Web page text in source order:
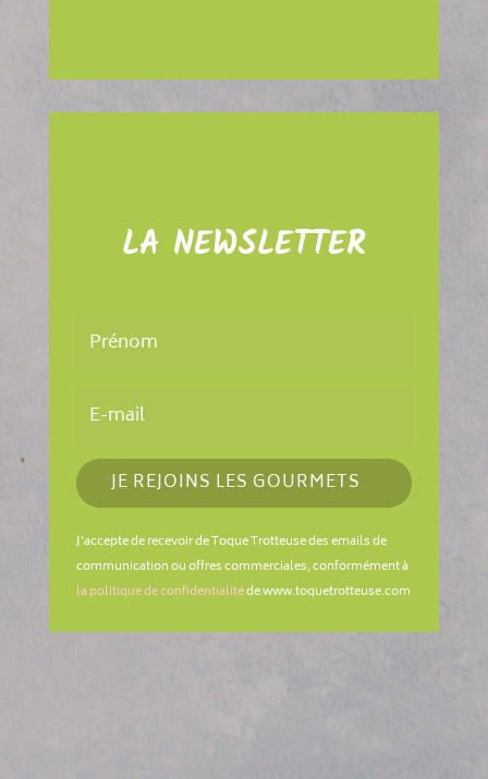
LA NEWSLETTER
JE REJOINS LES GOURMETS
J'accepte de recevoir de Toque Trotteuse des emails de
communication ou offres commerciales, conformément à
la politique de confidentialitéde www.toquetrotteuse.com